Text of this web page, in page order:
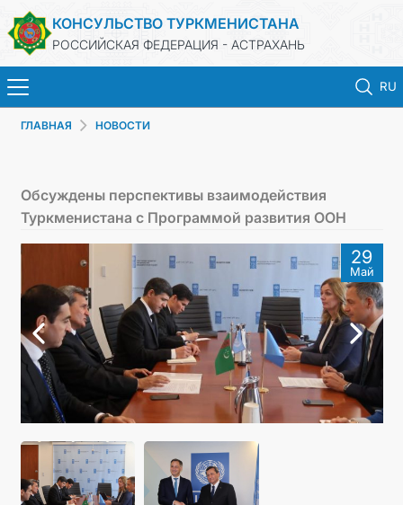
КОНСУЛЬСТВО ТУРКМЕНИСТАНА
РОССИЙСКАЯ ФЕДЕРАЦИЯ - АСТРАХАНЬ
RU
ТУРКМЕНИСТАН
ПРОДЛЕНИЕ СРОКА ПАСПОРТА
КОНСУЛЬСКИЕ УСЛУГИ
ДОКУМЕНТЫ
МИД
КОНТАКТНЫЕ ДАННЫЕ
ГЛАВНАЯ НОВОСТИ
Обсуждены перспективы взаимодействия
Туркменистана с Программой развития ООН
29
Май